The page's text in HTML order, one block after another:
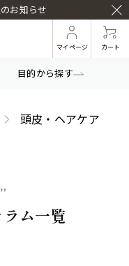
お知らせ
マイページ カート
目的から探す
頭皮・ヘアケア
”
ム一覧